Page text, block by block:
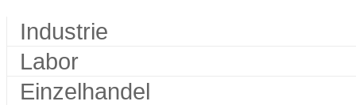
Industrie
Labor
Einzelhandel